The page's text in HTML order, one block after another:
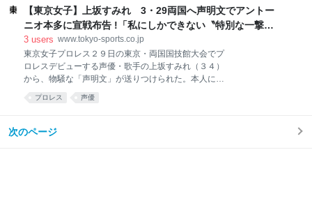
たものだという。 「私はエクス
の男性が特殊に改造した電動自転車に乗って道路を走
行している様子が映っている。本来バッテリーが設置
されている位置は空洞になっていて、その代わりにゴ
れたゴールデンレトリバーは懸命に走り、かなりの速
度で自転車を進ませている。 一部のＳＮＳユーザー
は、この高齢男性について「発想がユニークだ」「犬
の散歩とエコな移動を同時に実現しており一石二鳥
批判の声もある。クラクショ
【東京女子】上坂すみれ 3・29両国へ声明文でアントー
ニオ本多に宣戦布告 !「私にしかできない〝特別な一撃〟
もある」 | 東スポWEB
3 users www.tokyo-sports.co.jp
東京女子プロレス２９日の東京・両国国技館大会でプ
ロレスデビューする声優・歌手の上坂すみれ（３４）
から、物騒な「声明文」が送りつけられた。本人によ
るもので間違いはなさそうで、そこには必殺技の完成
を思わせる言葉や、デビュー戦で対峙するアイアンマ
オ本多（４８）への宣戦布告がつづられていた。その
プロレス 声優
次のページ